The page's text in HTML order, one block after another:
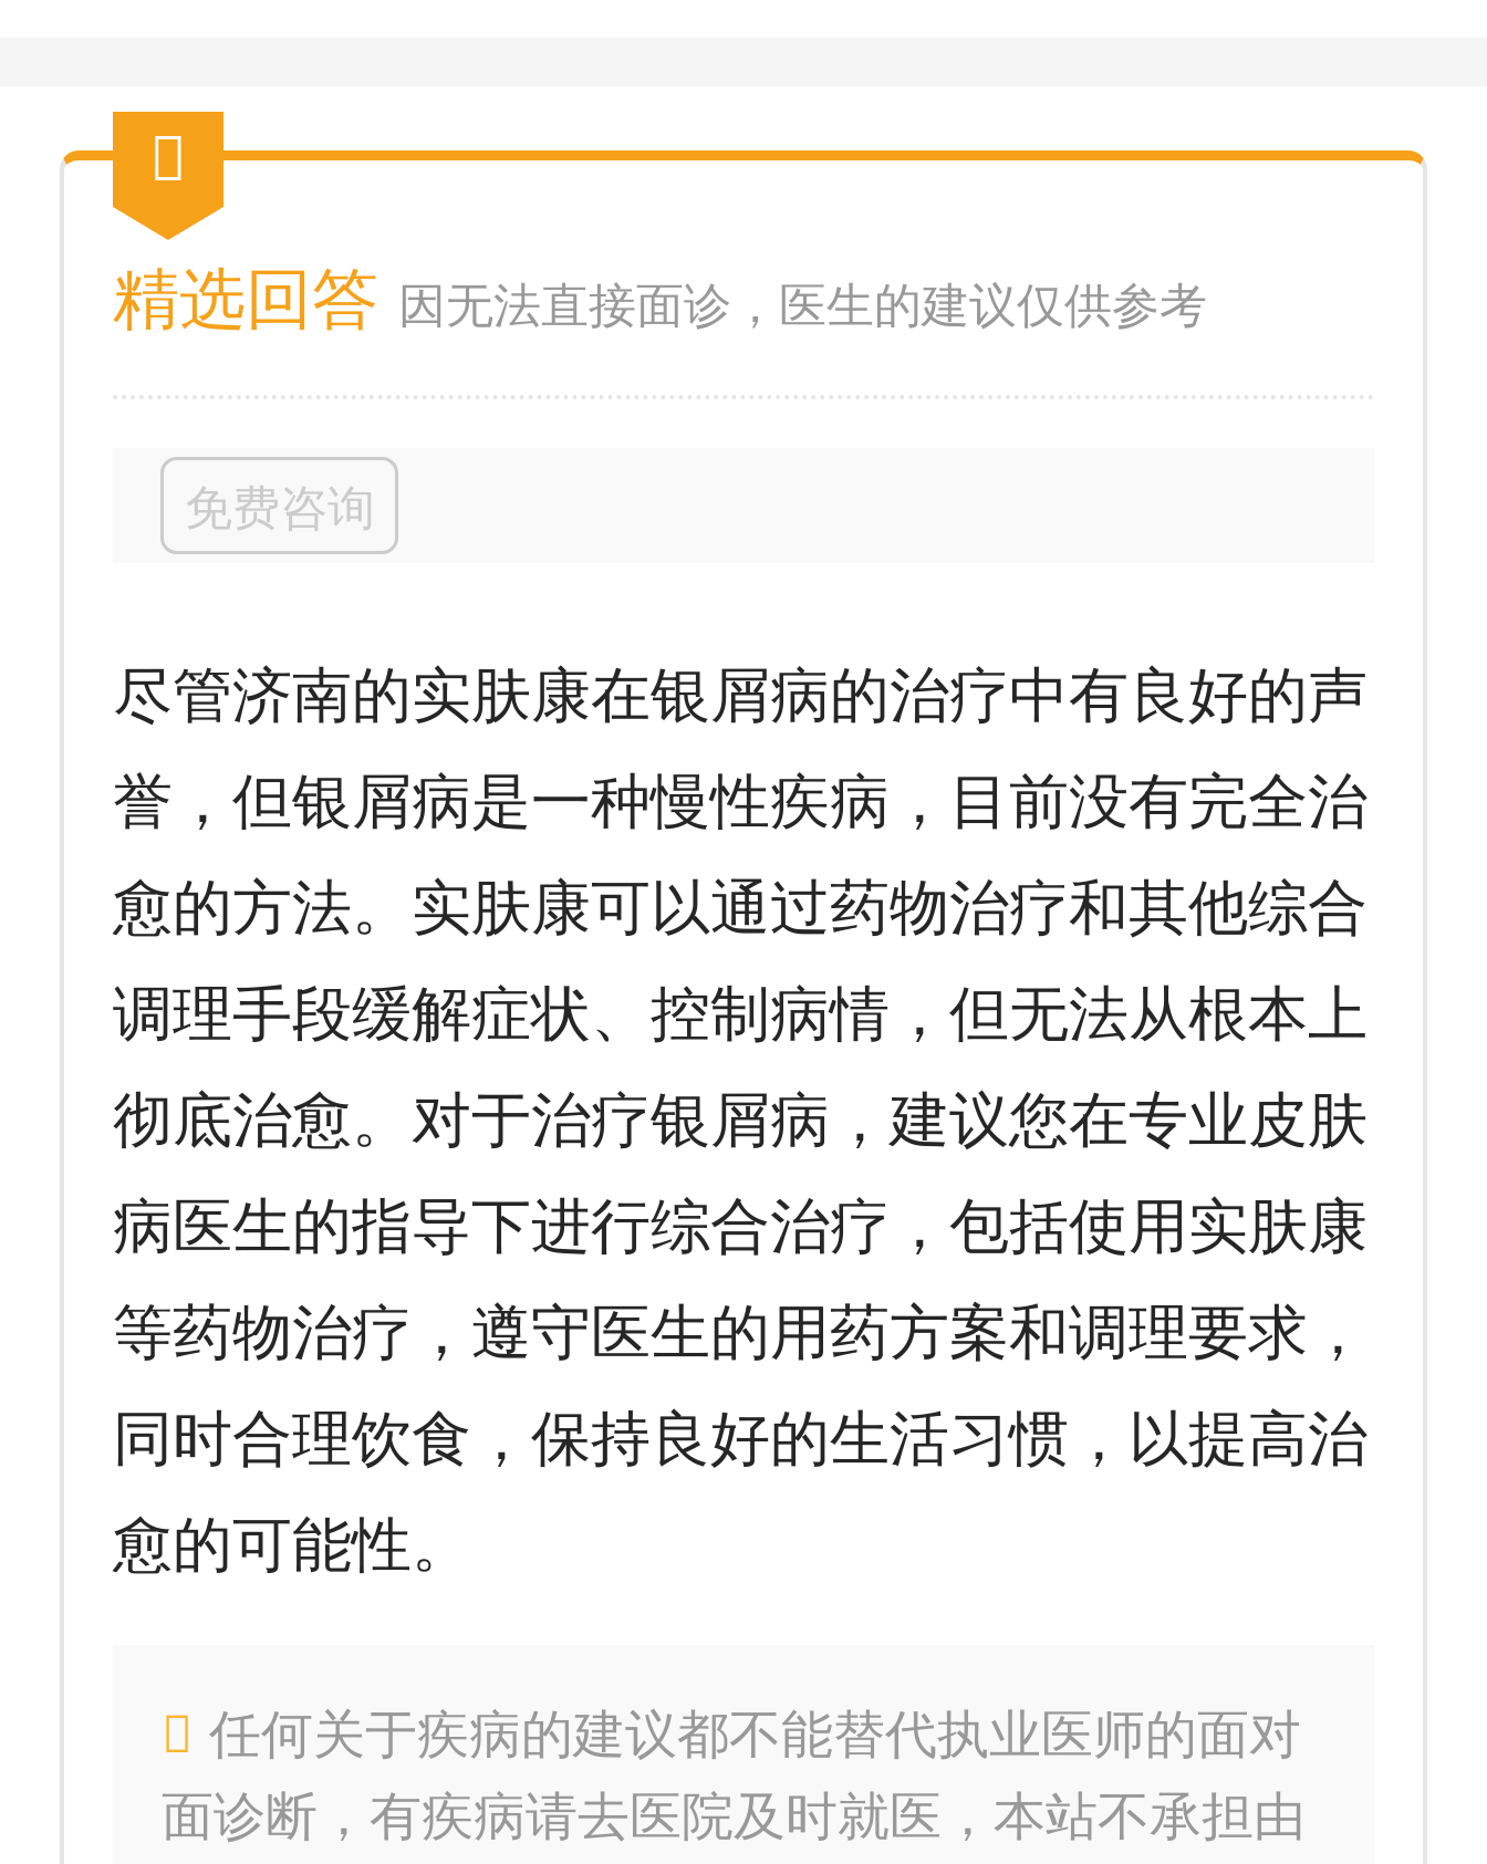
精选回答 因无法直接面诊，医生的建议仅供参考
免费咨询
尽管济南的实肤康在银屑病的治疗中有良好的声
誉，但银屑病是一种慢性疾病，目前没有完全治
愈的方法。实肤康可以通过药物治疗和其他综合
调理手段缓解症状、控制病情，但无法从根本上
彻底治愈。对于治疗银屑病，建议您在专业皮肤
病医生的指导下进行综合治疗，包括使用实肤康
等药物治疗，遵守医生的用药方案和调理要求，
同时合理饮食，保持良好的生活习惯，以提高治
愈的可能性。
任何关于疾病的建议都不能替代执业医师的面对
面诊断，有疾病请去医院及时就医，本站不承担由